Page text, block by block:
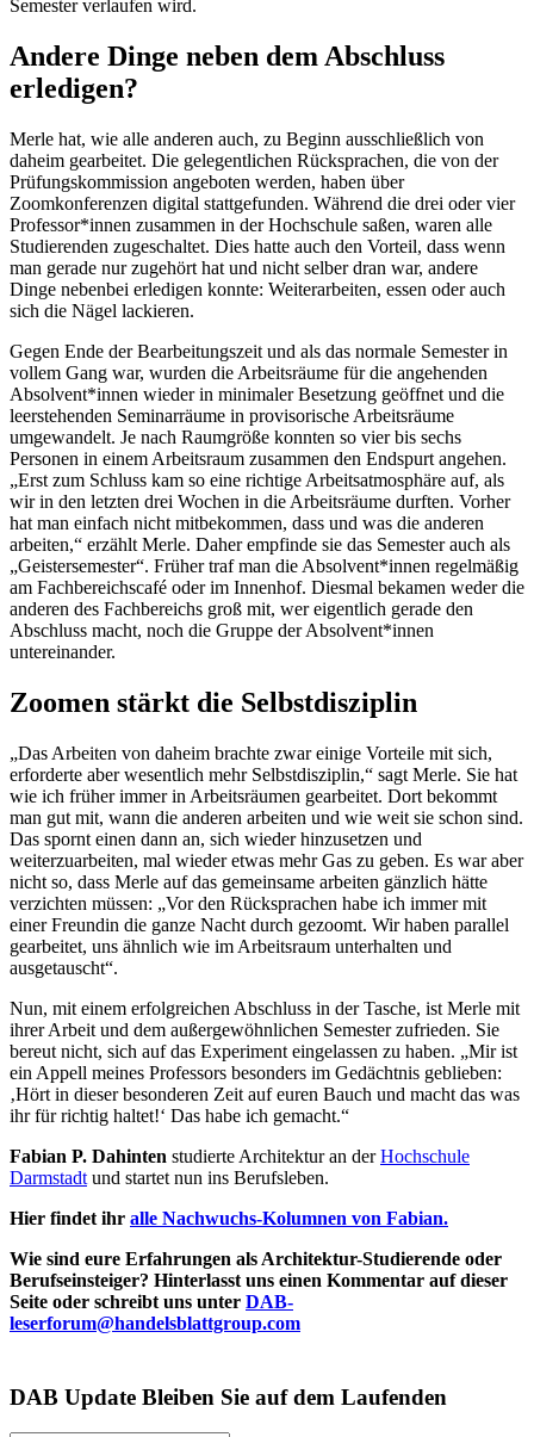
Semester verlaufen wird.
Andere Dinge neben dem Abschluss
erledigen?
Merle hat, wie alle anderen auch, zu Beginn ausschließlich von
daheim gearbeitet. Die gelegentlichen Rücksprachen, die von der
Prüfungskommission angeboten werden, haben über
Zoomkonferenzen digital stattgefunden. Während die drei oder vier
Professor*innen zusammen in der Hochschule saßen, waren alle
Studierenden zugeschaltet. Dies hatte auch den Vorteil, dass wenn
man gerade nur zugehört hat und nicht selber dran war, andere
Dinge nebenbei erledigen konnte: Weiterarbeiten, essen oder auch
sich die Nägel lackieren.
Gegen Ende der Bearbeitungszeit und als das normale Semester in
vollem Gang war, wurden die Arbeitsräume für die angehenden
Absolvent*innen wieder in minimaler Besetzung geöffnet und die
leerstehenden Seminarräume in provisorische Arbeitsräume
umgewandelt. Je nach Raumgröße konnten so vier bis sechs
Personen in einem Arbeitsraum zusammen den Endspurt angehen.
„Erst zum Schluss kam so eine richtige Arbeitsatmosphäre auf, als
wir in den letzten drei Wochen in die Arbeitsräume durften. Vorher
hat man einfach nicht mitbekommen, dass und was die anderen
arbeiten,“ erzählt Merle. Daher empfinde sie das Semester auch als
„Geistersemester“. Früher traf man die Absolvent*innen regelmäßig
am Fachbereichscafé oder im Innenhof. Diesmal bekamen weder die
anderen des Fachbereichs groß mit, wer eigentlich gerade den
Abschluss macht, noch die Gruppe der Absolvent*innen
untereinander.
Zoomen stärkt die Selbstdisziplin
„Das Arbeiten von daheim brachte zwar einige Vorteile mit sich,
erforderte aber wesentlich mehr Selbstdisziplin,“ sagt Merle. Sie hat
wie ich früher immer in Arbeitsräumen gearbeitet. Dort bekommt
man gut mit, wann die anderen arbeiten und wie weit sie schon sind.
Das spornt einen dann an, sich wieder hinzusetzen und
weiterzuarbeiten, mal wieder etwas mehr Gas zu geben. Es war aber
nicht so, dass Merle auf das gemeinsame arbeiten gänzlich hätte
verzichten müssen: „Vor den Rücksprachen habe ich immer mit
einer Freundin die ganze Nacht durch gezoomt. Wir haben parallel
gearbeitet, uns ähnlich wie im Arbeitsraum unterhalten und
ausgetauscht“.
Nun, mit einem erfolgreichen Abschluss in der Tasche, ist Merle mit
ihrer Arbeit und dem außergewöhnlichen Semester zufrieden. Sie
bereut nicht, sich auf das Experiment eingelassen zu haben. „Mir ist
ein Appell meines Professors besonders im Gedächtnis geblieben:
‚Hört in dieser besonderen Zeit auf euren Bauch und macht das was
ihr für richtig haltet!‘ Das habe ich gemacht.“
Fabian P. Dahinten studierte Architektur an derHochschule
Darmstadt und startet nun ins Berufsleben.
Hier findet ihr alle Nachwuchs-Kolumnen von Fabian.
Wie sind eure Erfahrungen als Architektur-Studierende oder
Berufseinsteiger? Hinterlasst uns einen Kommentar auf dieser
Seite oder schreibt uns unter DAB-
leserforum@handelsblattgroup.com
DAB Update Bleiben Sie auf dem Laufenden